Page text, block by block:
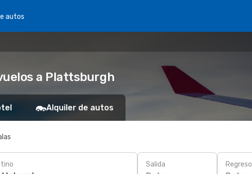
autos
a Plattsburgh
Alquiler de autos
Salida Regreso